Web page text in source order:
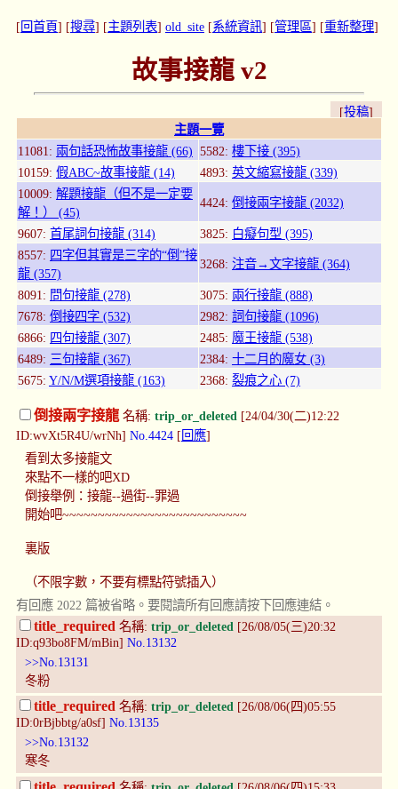
[ 回首頁] [搜尋] [主題列表] old_site [系統資訊] [管理區] [重新整理]
故事接龍 v2
[投稿]
主題一覽
11081: 兩句話恐怖故事接龍 (66) 5582: 樓下接 (395)
10159: 假ABC~故事接龍 (14) 4893: 英文縮寫接龍 (339)
10009: 解題接龍（但不是一定要
解！） (45)
4424: 倒接兩字接龍 (2032)
9607: 首尾詞句接龍 (314) 3825: 白癡句型 (395)
8557: 四字但其實是三字的“倒”接
龍 (357)
3268: 注音→文字接龍 (364)
8091: 問句接龍 (278) 3075: 兩行接龍 (888)
7678: 倒接四字 (532) 2982: 詞句接龍 (1096)
6866: 四句接龍 (307) 2485: 魔王接龍 (538)
6489: 三句接龍 (367) 2384: 十二月的魔女 (3)
5675: Y/N/M選項接龍 (163) 2368: 裂痕之心 (7)
倒接兩字接龍 名稱: trip_or_deleted [24/04/30(二)12:22
ID:wvXt5R4U/wrNh] No.4424 [ 回應]
看到太多接龍文
來點不一樣的吧XD
倒接舉例：接龍--過街--罪過
開始吧~~~~~~~~~~~~~~~~~~~~~~~~~~
裏版
（不限字數，不要有標點符號插入）
有回應 2022 篇被省略。要閱讀所有回應請按下回應連結。
title_required 名稱: trip_or_deleted [26/08/05(三)20:32
ID:q93bo8FM/mBin] No.13132
>>No.13131
冬粉
title_required 名稱: trip_or_deleted [26/08/06(四)05:55
ID:0rBjbbtg/a0sf] No.13135
>>No.13132
寒冬